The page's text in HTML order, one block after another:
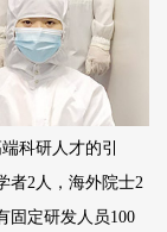
科研人才的引
者2人，海外院士2
固定研发人员100